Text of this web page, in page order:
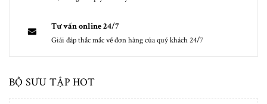
Tư vấn online 24/7
Giải đáp thắc mắc về đơn hàng của quý khách 24/7
BỘ SƯU TẬP HOT